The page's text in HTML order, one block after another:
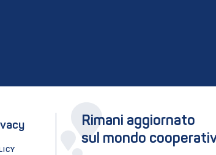
Rimani aggiornato
sul mondo